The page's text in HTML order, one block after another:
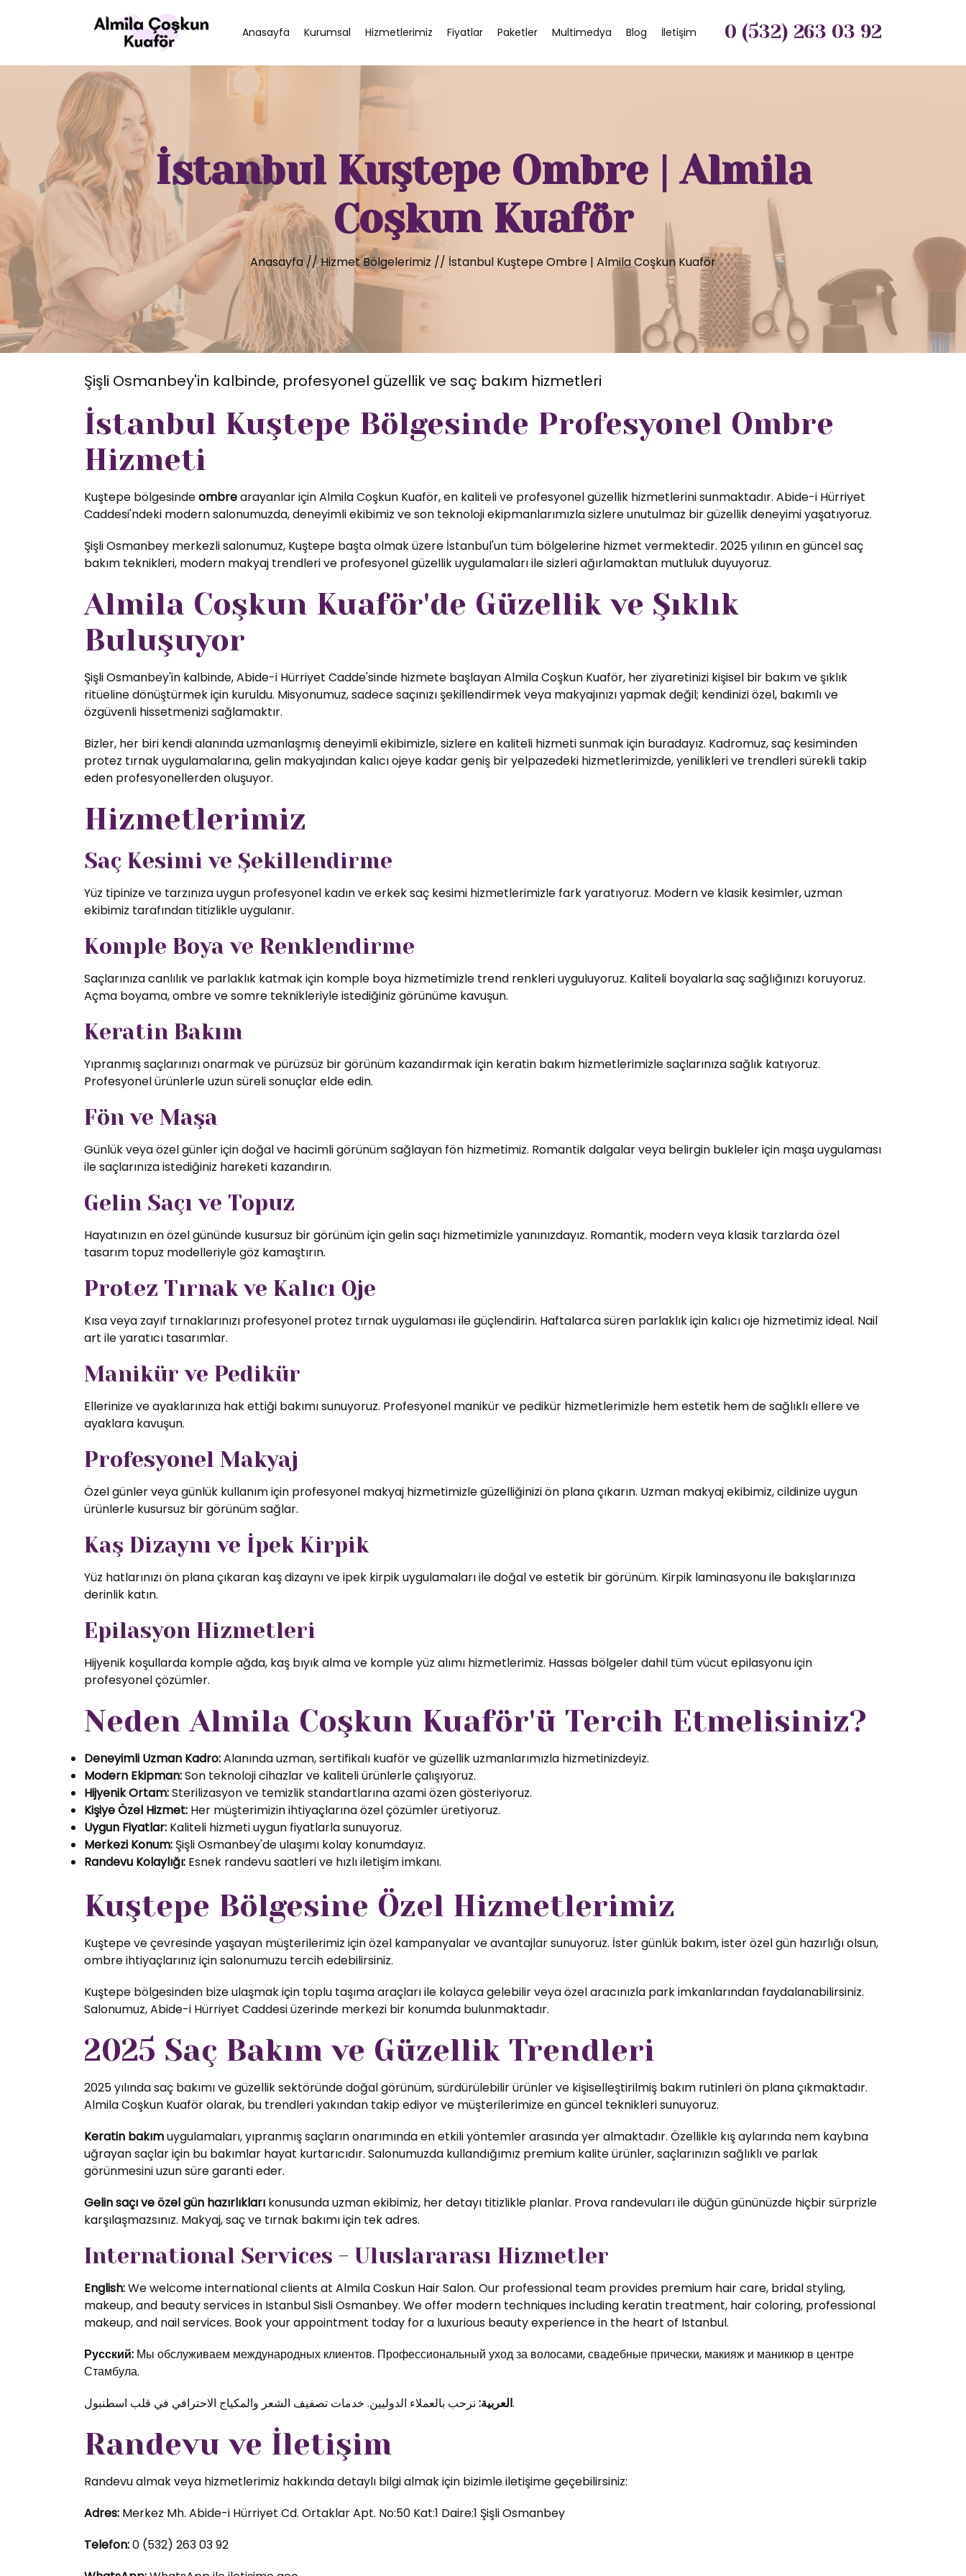
0 (532) 263 03 92
Anasayfa Kurumsal Hizmetlerimiz Fiyatlar Paketler Multimedya Blog İletişim
İstanbul Kuştepe Ombre | Almila
Coşkun Kuaför
Anasayfa//Hizmet Bölgelerimiz // İstanbul Kuştepe Ombre | Almila Coşkun Kuaför
Şişli Osmanbey'in kalbinde, profesyonel güzellik ve saç bakım hizmetleri
İstanbul Kuştepe Bölgesinde Profesyonel Ombre
Hizmeti
Kuştepe bölgesindeombrearayanlar için Almila Coşkun Kuaför, en kaliteli ve profesyonel güzellik hizmetlerini sunmaktadır. Abide-i Hürriyet
Caddesi'ndeki modern salonumuzda, deneyimli ekibimiz ve son teknoloji ekipmanlarımızla sizlere unutulmaz bir güzellik deneyimi yaşatıyoruz.
Şişli Osmanbey merkezli salonumuz, Kuştepe başta olmak üzere İstanbul'un tüm bölgelerine hizmet vermektedir. 2025 yılının en güncel saç
bakım teknikleri, modern makyaj trendleri ve profesyonel güzellik uygulamaları ile sizleri ağırlamaktan mutluluk duyuyoruz.
Almila Coşkun Kuaför'de Güzellik ve Şıklık
Buluşuyor
Şişli Osmanbey'in kalbinde, Abide-i Hürriyet Cadde'sinde hizmete başlayan Almila Coşkun Kuaför, her ziyaretinizi kişisel bir bakım ve şıklık
ritüeline dönüştürmek için kuruldu. Misyonumuz, sadece saçınızı şekillendirmek veya makyajınızı yapmak değil; kendinizi özel, bakımlı ve
özgüvenli hissetmenizi sağlamaktır.
Bizler, her biri kendi alanında uzmanlaşmış deneyimli ekibimizle, sizlere en kaliteli hizmeti sunmak için buradayız. Kadromuz, saç kesiminden
protez tırnak uygulamalarına, gelin makyajından kalıcı ojeye kadar geniş bir yelpazedeki hizmetlerimizde, yenilikleri ve trendleri sürekli takip
eden profesyonellerden oluşuyor.
Hizmetlerimiz
Saç Kesimi ve Şekillendirme
Yüz tipinize ve tarzınıza uygun profesyonel kadın ve erkek saç kesimi hizmetlerimizle fark yaratıyoruz. Modern ve klasik kesimler, uzman
ekibimiz tarafından titizlikle uygulanır.
Komple Boya ve Renklendirme
Saçlarınıza canlılık ve parlaklık katmak için komple boya hizmetimizle trend renkleri uyguluyoruz. Kaliteli boyalarla saç sağlığınızı koruyoruz.
Açma boyama, ombre ve somre teknikleriyle istediğiniz görünüme kavuşun.
Keratin Bakım
Yıpranmış saçlarınızı onarmak ve pürüzsüz bir görünüm kazandırmak için keratin bakım hizmetlerimizle saçlarınıza sağlık katıyoruz.
Profesyonel ürünlerle uzun süreli sonuçlar elde edin.
Fön ve Maşa
Günlük veya özel günler için doğal ve hacimli görünüm sağlayan fön hizmetimiz. Romantik dalgalar veya belirgin bukleler için maşa uygulaması
ile saçlarınıza istediğiniz hareketi kazandırın.
Gelin Saçı ve Topuz
Hayatınızın en özel gününde kusursuz bir görünüm için gelin saçı hizmetimizle yanınızdayız. Romantik, modern veya klasik tarzlarda özel
tasarım topuz modelleriyle göz kamaştırın.
Protez Tırnak ve Kalıcı Oje
Kısa veya zayıf tırnaklarınızı profesyonel protez tırnak uygulaması ile güçlendirin. Haftalarca süren parlaklık için kalıcı oje hizmetimiz ideal. Nail
art ile yaratıcı tasarımlar.
Manikür ve Pedikür
Ellerinize ve ayaklarınıza hak ettiği bakımı sunuyoruz. Profesyonel manikür ve pedikür hizmetlerimizle hem estetik hem de sağlıklı ellere ve
ayaklara kavuşun.
Profesyonel Makyaj
Özel günler veya günlük kullanım için profesyonel makyaj hizmetimizle güzelliğinizi ön plana çıkarın. Uzman makyaj ekibimiz, cildinize uygun
ürünlerle kusursuz bir görünüm sağlar.
Kaş Dizaynı ve İpek Kirpik
Yüz hatlarınızı ön plana çıkaran kaş dizaynı ve ipek kirpik uygulamaları ile doğal ve estetik bir görünüm. Kirpik laminasyonu ile bakışlarınıza
derinlik katın.
Epilasyon Hizmetleri
Hijyenik koşullarda komple ağda, kaş bıyık alma ve komple yüz alımı hizmetlerimiz. Hassas bölgeler dahil tüm vücut epilasyonu için
profesyonel çözümler.
Neden Almila Coşkun Kuaför'ü Tercih Etmelisiniz?
Deneyimli Uzman Kadro:Alanında uzman, sertifikalı kuaför ve güzellik uzmanlarımızla hizmetinizdeyiz.
Modern Ekipman:Son teknoloji cihazlar ve kaliteli ürünlerle çalışıyoruz.
Hijyenik Ortam:Sterilizasyon ve temizlik standartlarına azami özen gösteriyoruz.
Kişiye Özel Hizmet: Her müşterimizin ihtiyaçlarına özel çözümler üretiyoruz.
Uygun Fiyatlar: Kaliteli hizmeti uygun fiyatlarla sunuyoruz.
Merkezi Konum: Şişli Osmanbey'de ulaşımı kolay konumdayız.
Randevu Kolaylığı: Esnek randevu saatleri ve hızlı iletişim imkanı.
Kuştepe Bölgesine Özel Hizmetlerimiz
Kuştepe ve çevresinde yaşayan müşterilerimiz için özel kampanyalar ve avantajlar sunuyoruz. İster günlük bakım, ister özel gün hazırlığı olsun,
ombre ihtiyaçlarınız için salonumuzu tercih edebilirsiniz.
Kuştepe bölgesinden bize ulaşmak için toplu taşıma araçları ile kolayca gelebilir veya özel aracınızla park imkanlarından faydalanabilirsiniz.
Salonumuz, Abide-i Hürriyet Caddesi üzerinde merkezi bir konumda bulunmaktadır.
2025 Saç Bakım ve Güzellik Trendleri
2025 yılında saç bakımı ve güzellik sektöründe doğal görünüm, sürdürülebilir ürünler ve kişiselleştirilmiş bakım rutinleri ön plana çıkmaktadır.
Almila Coşkun Kuaför olarak, bu trendleri yakından takip ediyor ve müşterilerimize en güncel teknikleri sunuyoruz.
Keratin bakımuygulamaları, yıpranmış saçların onarımında en etkili yöntemler arasında yer almaktadır. Özellikle kış aylarında nem kaybına
uğrayan saçlar için bu bakımlar hayat kurtarıcıdır. Salonumuzda kullandığımız premium kalite ürünler, saçlarınızın sağlıklı ve parlak
görünmesini uzun süre garanti eder.
Gelin saçı ve özel gün hazırlıkları konusunda uzman ekibimiz, her detayı titizlikle planlar. Prova randevuları ile düğün gününüzde hiçbir sürprizle
karşılaşmazsınız. Makyaj, saç ve tırnak bakımı için tek adres.
International Services - Uluslararası Hizmetler
English:We welcome international clients at Almila Coskun Hair Salon. Our professional team provides premium hair care, bridal styling,
makeup, and beauty services in Istanbul Sisli Osmanbey. We offer modern techniques including keratin treatment, hair coloring, professional
makeup, and nail services. Book your appointment today for a luxurious beauty experience in the heart of Istanbul.
Русский: Мы обслуживаем международных клиентов. Профессиональный уход за волосами, свадебные прически, макияж и маникюр в центре
Стамбула.
العربية:نرحب بالعملاء الدوليين. خدمات تصفيف الشعر والمكياج الاحترافي في قلب اسطنبول.
Randevu ve İletişim
Randevu almak veya hizmetlerimiz hakkında detaylı bilgi almak için bizimle iletişime geçebilirsiniz:
Adres: Merkez Mh. Abide-i Hürriyet Cd. Ortaklar Apt. No:50 Kat:1 Daire:1 Şişli Osmanbey
Telefon:0 (532) 263 03 92